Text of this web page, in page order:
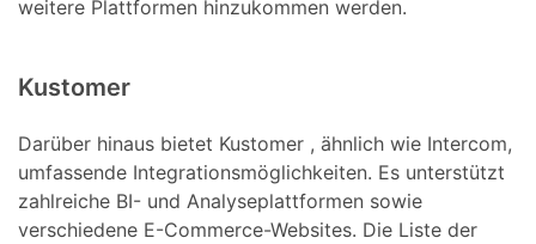
weitere Plattformen hinzukommen werden.
Kustomer
Darüber hinaus bietet Kustomer , ähnlich wie Intercom,
umfassende Integrationsmöglichkeiten. Es unterstützt
zahlreiche BI- und Analyseplattformen sowie
verschiedene E-Commerce-Websites. Die Liste der